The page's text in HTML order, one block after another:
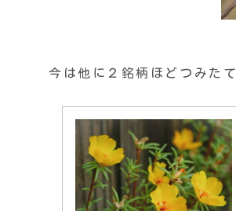
今は他に２銘柄ほどつみた